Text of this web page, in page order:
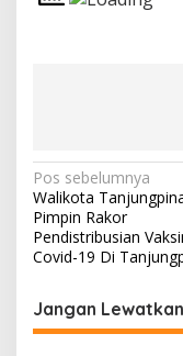
N
a
v
i
g
a
Pos sebelumnya
Walikota
Pimpin Rakor
Pendistribusian
Covid-19 Di
Jangan Lewatkan